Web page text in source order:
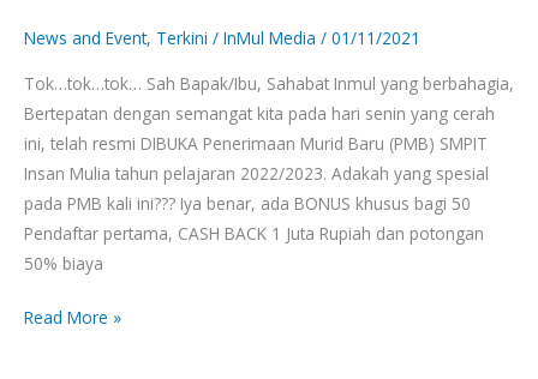
News and Event, Terkini / InMul Media / 01/11/2021
Tok…tok…tok… Sah Bapak/Ibu, Sahabat Inmul yang berbahagia,
Bertepatan dengan semangat kita pada hari senin yang cerah
ini, telah resmi DIBUKA Penerimaan Murid Baru (PMB) SMPIT
Insan Mulia tahun pelajaran 2022/2023. Adakah yang spesial
pada PMB kali ini??? Iya benar, ada BONUS khusus bagi 50
Pendaftar pertama, CASH BACK 1 Juta Rupiah dan potongan
50% biaya
Dibuka
Read More »